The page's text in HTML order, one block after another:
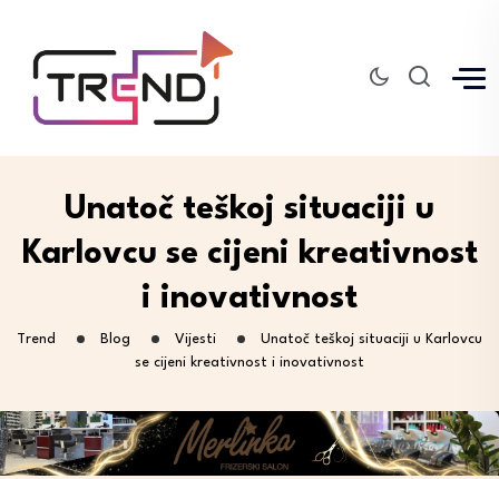
Unatoč teškoj situaciji u
Karlovcu se cijeni kreativnost
i inovativnost
Trend Blog Vijesti
Unatoč teškoj situaciji u Karlovcu
se cijeni kreativnost i inovativnost